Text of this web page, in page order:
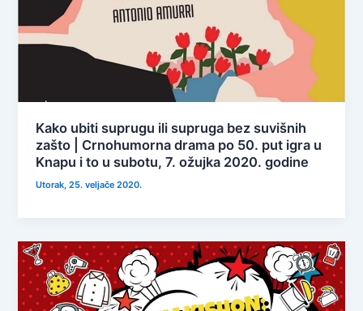
Kako ubiti suprugu ili supruga bez suvišnih
zašto | Crnohumorna drama po 50. put igra u
Knapu i to u subotu, 7. ožujka 2020. godine
Utorak, 25. veljače 2020.